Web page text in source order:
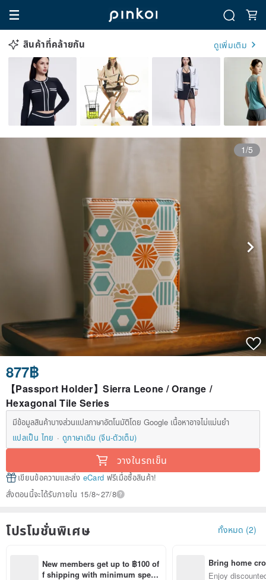
สินค้าที่คล้ายกัน ดูเพิ่มเติม
1/5
877฿
【Passport Holder】Sierra Leone / Orange /
Hexagonal Tile Series
มีข้อมูลสินค้าบางส่วนแปลภาษาอัตโนมัติโดย Google เนื้อหาอาจไม่แม่นยำ
แปลเป็น ไทย
ดูภาษาเดิม (จีน-ตัวเต็ม)
วางในรถเข็น
เขียนข้อความและส่ง eCard ฟรีเมื่อซื้อสินค้า!
สั่งตอนนี้จะได้รับภายใน 15/8~27/8
โปรโมชั่นพิเศษ ทั้งหมด (2)
New members get up to ฿100 of
f shipping with minimum spen
Bring home
n with ease
Enjoy